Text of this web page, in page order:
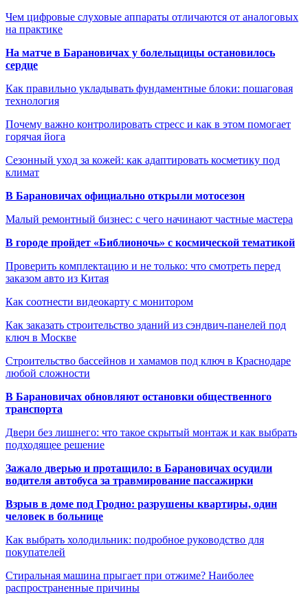
Чем цифровые слуховые аппараты отличаются от аналоговых
на практике
На матче в Барановичах у болельщицы остановилось
сердце
Как правильно укладывать фундаментные блоки: пошаговая
технология
Почему важно контролировать стресс и как в этом помогает
горячая йога
Сезонный уход за кожей: как адаптировать косметику под
климат
В Барановичах официально открыли мотосезон
Малый ремонтный бизнес: с чего начинают частные мастера
В городе пройдет «Библионочь» с космической тематикой
Проверить комплектацию и не только: что смотреть перед
заказом авто из Китая
Как соотнести видеокарту с монитором
Как заказать строительство зданий из сэндвич-панелей под
ключ в Москве
Строительство бассейнов и хамамов под ключ в Краснодаре
любой сложности
В Барановичах обновляют остановки общественного
транспорта
Двери без лишнего: что такое скрытый монтаж и как выбрать
подходящее решение
Зажало дверью и протащило: в Барановичах осудили
водителя автобуса за травмирование пассажирки
Взрыв в доме под Гродно: разрушены квартиры, один
человек в больнице
Как выбрать холодильник: подробное руководство для
покупателей
Стиральная машина прыгает при отжиме? Наиболее
распространенные причины